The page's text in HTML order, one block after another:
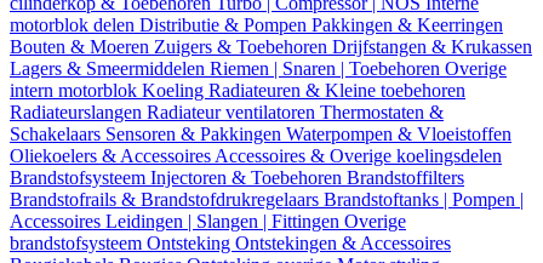
motorblok delen Distributie & Pompen Pakkingen & Keerringen
Bouten & Moeren Zuigers & Toebehoren Drijfstangen & Krukassen
Lagers & Smeermiddelen Riemen | Snaren | Toebehoren Overige
intern motorblok Koeling Radiateuren & Kleine toebehoren
Radiateurslangen Radiateur ventilatoren Thermostaten &
Schakelaars Sensoren & Pakkingen Waterpompen & Vloeistoffen
Oliekoelers & Accessoires Accessoires & Overige koelingsdelen
Brandstofsysteem Injectoren & Toebehoren Brandstoffilters
Brandstofrails & Brandstofdrukregelaars Brandstoftanks | Pompen |
Accessoires Leidingen | Slangen | Fittingen Overige
brandstofsysteem Ontsteking Ontstekingen & Accessoires